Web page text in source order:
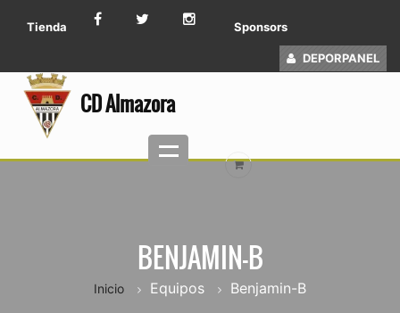
Tienda Sponsors
DEPORPANEL
CD Almazora
BENJAMIN-B
Inicio Equipos Benjamin-B